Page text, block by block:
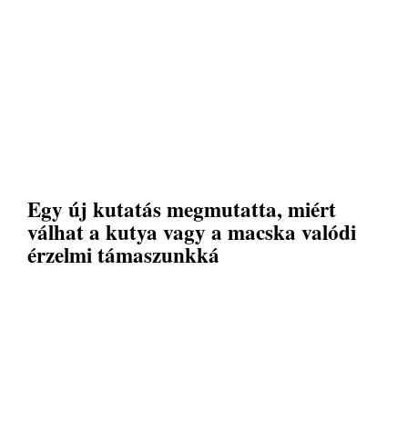
Egy új kutatás megmutatta, miért
válhat a kutya vagy a macska valódi
érzelmi támaszunkká